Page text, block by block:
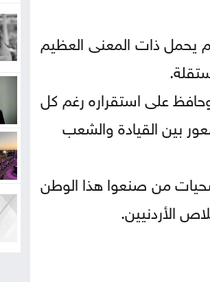
يحمل ذات المعنى العظيم
على استقراره رغم كل
بين القيادة والشعب
من صنعوا هذا الوطن
الأردنيين.